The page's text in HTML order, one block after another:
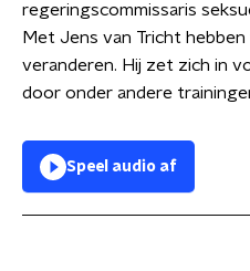
regeringscommissaris
Met Jens van Tricht
veranderen. Hij zet zich in
door onder andere
Speel audio af